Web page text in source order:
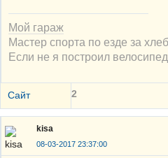
Мой гараж
Мастер спорта по езде за
Если не я построил
Сайт 2
kisa
08-03-2017 23:37:00